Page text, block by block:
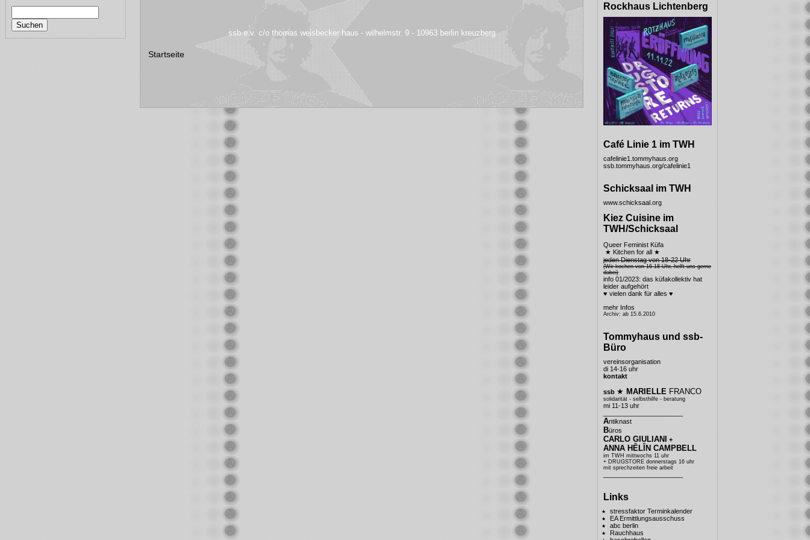
Rockhaus Lichtenberg
Café Linie 1 im TWH
cafelinie1.tommyhaus.org
ssb.tommyhaus.org/cafelinie1
Schicksaal im TWH
www.schicksaal.org
Kiez Cuisine im
TWH/Schicksaal
Queer Feminist Küfa
★ Kitchen for all ★
jeden Dienstag von 18-22 Uhr
(Wir kochen von 16-18 Uhr, helft uns gerne
dabei)
info 01/2023: das küfakollektiv hat
leider aufgehört
♥ vielen dank für alles ♥
mehr Infos
Archiv: ab 15.6.2010
Tommyhaus und ssb-
Büro
vereinsorganisation
di 14-16 uhr
kontakt
ssb ★MARIELLE FRANCO
solidarität - selbsthilfe - beratung
mi 11-13 uhr
Antiknast
Büros
CARLO GIULIANI +
ANNA HÊLÎN CAMPBELL
im TWH mittwochs 11 uhr
+ DRUGSTORE donnerstags 16 uhr
mit sprechzeiten freie arbeit
Links
stressfaktor Terminkalender
EA Ermittlungsausschuss
abc berlin
Rauchhaus
ssb e.v. c/o thomas weisbecker haus - wilhelmstr. 9 - 10963 berlin kreuzberg
Startseite